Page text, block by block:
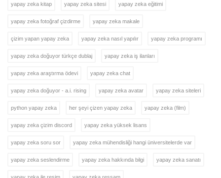
yapay zeka kitap yapay zeka sitesi yapay zeka eğitimi
yapay zeka fotoğraf çizdirme yapay zeka makale
çizim yapan yapay zeka yapay zeka nasıl yapılır yapay zeka programı
yapay zeka doğuyor türkçe dublaj yapay zeka iş ilanları
yapay zeka araştırma ödevi yapay zeka chat
yapay zeka doğuyor - a.i. rising yapay zeka avatar yapay zeka siteleri
python yapay zeka her şeyi çizen yapay zeka yapay zeka (film)
yapay zeka çizim discord yapay zeka yüksek lisans
yapay zeka soru sor yapay zeka mühendisliği hangi üniversitelerde var
yapay zeka seslendirme yapay zeka hakkında bilgi yapay zeka sanatı
yapay zeka ile resim yapay zeka ressam